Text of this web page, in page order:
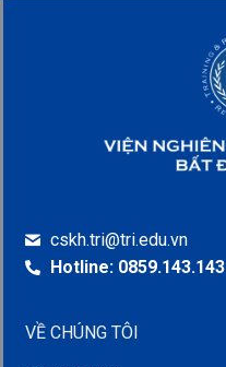
cskh.tri@tri.edu.vn
Hotline: 0859.143.143
VỀ CHÚNG TÔI